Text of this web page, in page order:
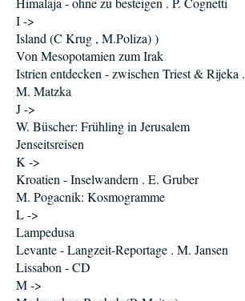
I ->
Island (C Krug , M.Poliza) )
Von Mesopotamien zum Irak
Istrien entdecken - zwischen Triest & Rijeka .
M. Matzka
J ->
W. Büscher: Frühling in Jerusalem
Jenseitsreisen
K ->
Kroatien - Inselwandern . E. Gruber
M. Pogacnik: Kosmogramme
L ->
Lampedusa
Levante - Langzeit-Reportage . M. Jansen
Lissabon - CD
M ->